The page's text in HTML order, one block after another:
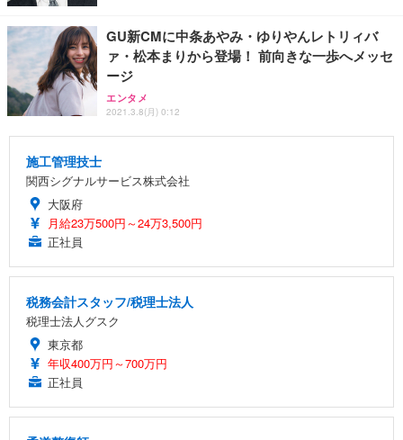
GU新CMに中条あやみ・ゆりやんレトリィバ
ァ・松本まりから登場！ 前向きな一歩へメッセ
ージ
エンタメ
2021.3.8(月) 0:12
施工管理技士
関西シグナルサービス株式会社
大阪府
月給23万500円～24万3,500円
正社員
税務会計スタッフ/税理士法人
税理士法人グスク
東京都
年収400万円～700万円
正社員